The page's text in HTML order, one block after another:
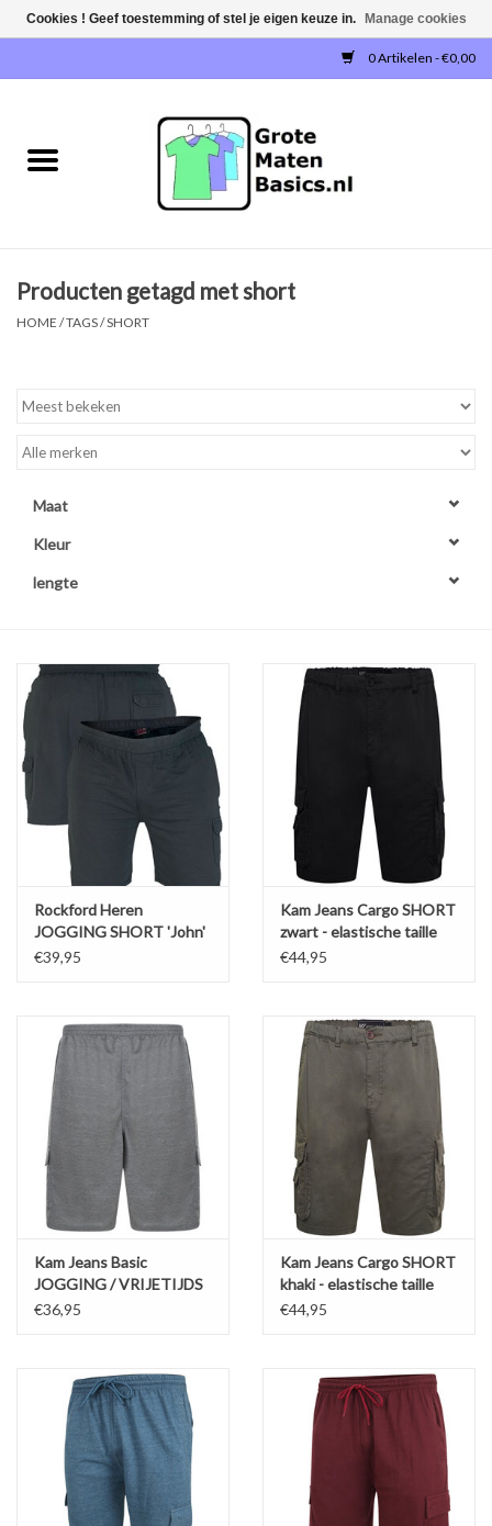
0 Artikelen - €0,00
NIEUW!
SWEATERS / SWEATVESTEN
JOGGINGBROEKEN
OVERHEMDEN
BROEKEN / SHORTS
BODYWARMERS
FLEECES
TRUIEN / VESTEN
JACKS / JASSEN
WERKKLEDING
DAMES
OVERIG
Merken
Producten getagd met short
HOME /TAGS/SHORT
Maat
Kleur
lengte
Rockford Heren
JOGGING SHORT 'John'
navy
€39,95
Kam Jeans Cargo SHORT
zwart - elastische taille
€44,95
Kam Jeans Basic
JOGGING / VRIJETIJDS
SHORT antraciet
€36,95
Kam Jeans Cargo SHORT
khaki - elastische taille
€44,95
Cookies ! Geef toestemming of stel je eigen keuze in. Manage cookies